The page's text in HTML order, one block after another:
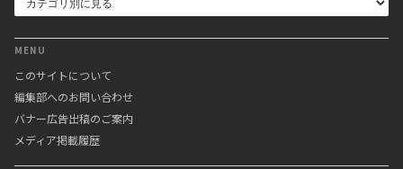
MENU
このサイトについて
編集部へのお問い合わせ
バナー広告出稿のご案内
メディア掲載履歴